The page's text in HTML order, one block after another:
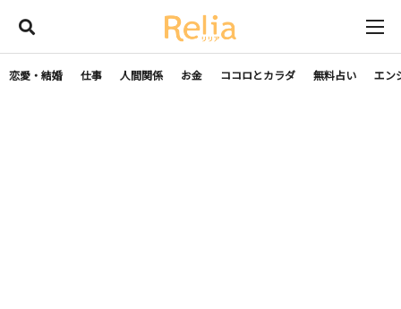
恋愛・結婚 仕事 人間関係 お金 ココロとカラダ 無料占い エン